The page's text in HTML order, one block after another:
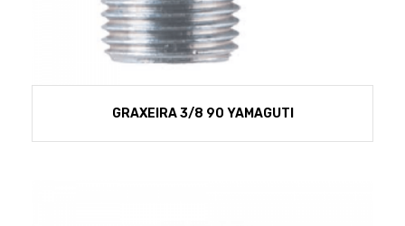
GRAXEIRA 3/8 90 YAMAGUTI